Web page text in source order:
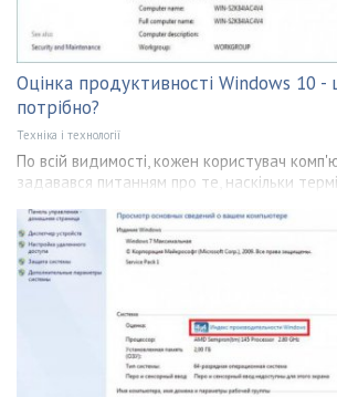
Оцінка продуктивності Windows 10 -
потрібно?
Техніка і технології
По всій видимості, кожен користувач
задавався питанням про те, наскільки